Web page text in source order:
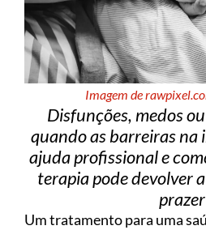
Imagem de
Disfunções, medos
quando as barreiras na
ajuda profissional e
terapia pode devolver
prazer
Um tratamento para uma